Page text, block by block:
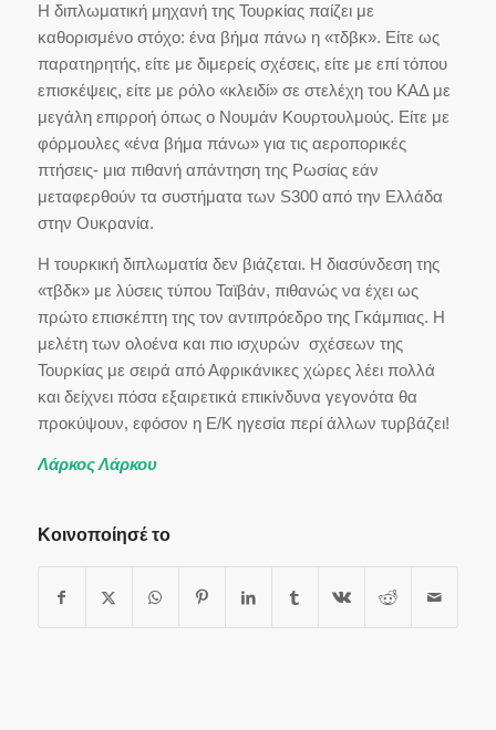
Η διπλωματική μηχανή της Τουρκίας παίζει με
καθορισμένο στόχο: ένα βήμα πάνω η «τδβκ». Είτε ως
παρατηρητής, είτε με διμερείς σχέσεις, είτε με επί τόπου
επισκέψεις, είτε με ρόλο «κλειδί» σε στελέχη του ΚΑΔ με
μεγάλη επιρροή όπως ο Νουμάν Κουρτουλμούς. Είτε με
φόρμουλες «ένα βήμα πάνω» για τις αεροπορικές
πτήσεις- μια πιθανή απάντηση της Ρωσίας εάν
μεταφερθούν τα συστήματα των S300 από την Ελλάδα
στην Ουκρανία.
Η τουρκική διπλωματία δεν βιάζεται. Η διασύνδεση της
«τβδκ» με λύσεις τύπου Ταϊβάν, πιθανώς να έχει ως
πρώτο επισκέπτη της τον αντιπρόεδρο της Γκάμπιας. Η
μελέτη των ολοένα και πιο ισχυρών σχέσεων της
Τουρκίας με σειρά από Αφρικάνικες χώρες λέει πολλά
και δείχνει πόσα εξαιρετικά επικίνδυνα γεγονότα θα
προκύψουν, εφόσον η Ε/Κ ηγεσία περί άλλων τυρβάζει!
Λάρκος Λάρκου
Κοινοποίησέ το